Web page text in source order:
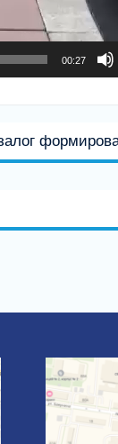
00:27